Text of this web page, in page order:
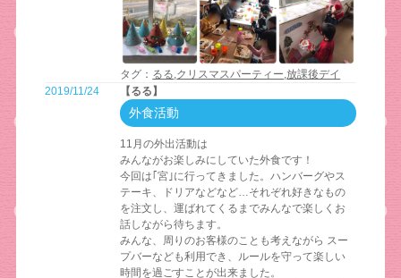
タグ： るる,クリスマスパーティー,放課後デイ
2019/11/24
【るる】
外食活動
11月の外出活動は
みんながお楽しみにしていた外食です！
今回は｢宮｣に行ってきました。ハンバーグやス
テーキ、ドリアなどなど…それぞれ好きなもの
を注文し、運ばれてくるまでみんなで楽しくお
話しながら待ちます。
みんな、周りのお客様のことも考えながら スー
プバーなども利用でき、ルールを守って楽しい
時間を過ごすことが出来ました。